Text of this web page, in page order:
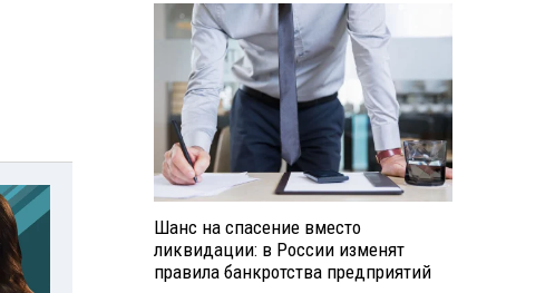
Шанс на спасение вместо
ликвидации: в России изменят
правила банкротства предприятий